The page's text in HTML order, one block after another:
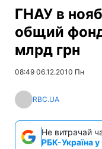
ГНАУ в
общий
млрд грн
08:49 06.12.2010 Пн
RBC.UA
Не витрачай
РБК-Україна